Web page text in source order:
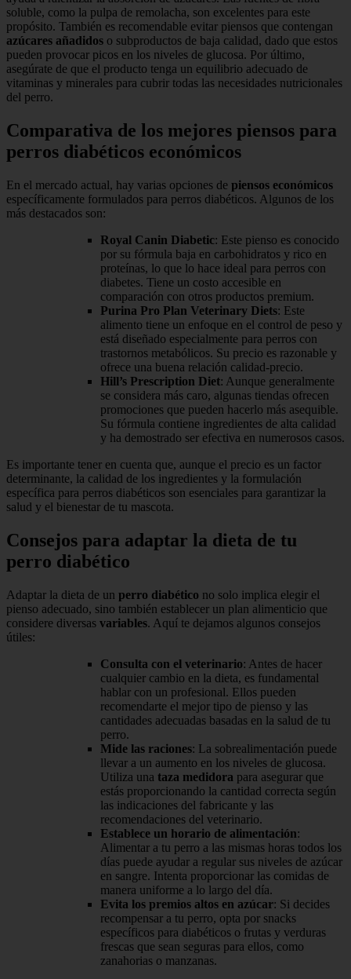
soluble, como la pulpa de remolacha, son excelentes para este
propósito. También es recomendable evitar piensos que contengan
azúcares añadidos o subproductos de baja calidad, dado que estos
pueden provocar picos en los niveles de glucosa. Por último,
asegúrate de que el producto tenga un equilibrio adecuado de
vitaminas y minerales para cubrir todas las necesidades nutricionales
del perro.
Comparativa de los mejores piensos para
perros diabéticos económicos
En el mercado actual, hay varias opciones de piensos económicos
específicamente formulados para perros diabéticos. Algunos de los
más destacados son:
Royal Canin Diabetic: Este pienso es conocido
por su fórmula baja en carbohidratos y rico en
proteínas, lo que lo hace ideal para perros con
diabetes. Tiene un costo accesible en
comparación con otros productos premium.
Purina Pro Plan Veterinary Diets: Este
alimento tiene un enfoque en el control de peso y
está diseñado especialmente para perros con
trastornos metabólicos. Su precio es razonable y
ofrece una buena relación calidad-precio.
Hill’s Prescription Diet: Aunque generalmente
se considera más caro, algunas tiendas ofrecen
promociones que pueden hacerlo más asequible.
Su fórmula contiene ingredientes de alta calidad
y ha demostrado ser efectiva en numerosos casos.
Es importante tener en cuenta que, aunque el precio es un factor
determinante, la calidad de los ingredientes y la formulación
específica para perros diabéticos son esenciales para garantizar la
salud y el bienestar de tu mascota.
Consejos para adaptar la dieta de tu
perro diabético
Adaptar la dieta de un perro diabético no solo implica elegir el
pienso adecuado, sino también establecer un plan alimenticio que
considere diversas variables. Aquí te dejamos algunos consejos
útiles:
Consulta con el veterinario: Antes de hacer
cualquier cambio en la dieta, es fundamental
hablar con un profesional. Ellos pueden
recomendarte el mejor tipo de pienso y las
cantidades adecuadas basadas en la salud de tu
perro.
Mide las raciones: La sobrealimentación puede
llevar a un aumento en los niveles de glucosa.
Utiliza una taza medidora para asegurar que
estás proporcionando la cantidad correcta según
las indicaciones del fabricante y las
recomendaciones del veterinario.
Establece un horario de alimentación:
Alimentar a tu perro a las mismas horas todos los
días puede ayudar a regular sus niveles de azúcar
en sangre. Intenta proporcionar las comidas de
manera uniforme a lo largo del día.
Evita los premios altos en azúcar: Si decides
recompensar a tu perro, opta por snacks
específicos para diabéticos o frutas y verduras
frescas que sean seguras para ellos, como
zanahorias o manzanas.